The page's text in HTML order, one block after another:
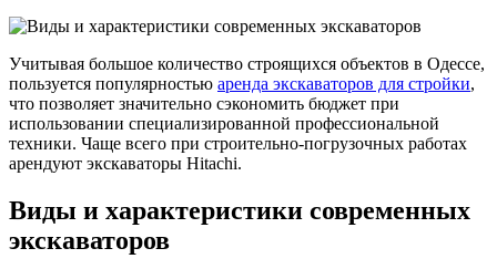
Учитывая большое количество строящихся объектов в Одессе,
пользуется популярностью аренда экскаваторов для стройки,
что позволяет значительно сэкономить бюджет при
использовании специализированной профессиональной
техники. Чаще всего при строительно-погрузочных работах
арендуют экскаваторы Hitachi.
Виды и характеристики современных
экскаваторов